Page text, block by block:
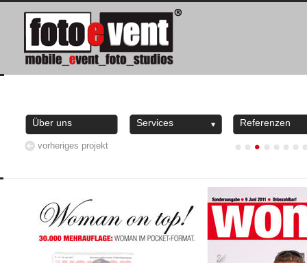
vorheriges projekt
Über uns Services Referenzen